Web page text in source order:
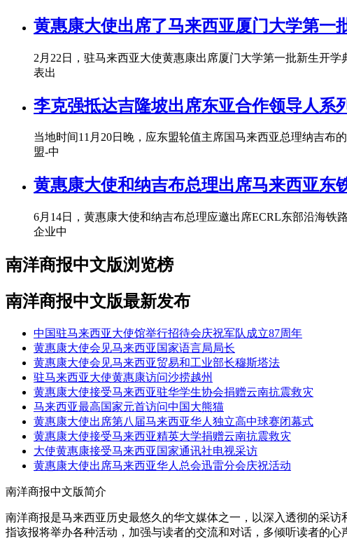
黄惠康大使出席了马来西亚厦门大学第一
2月22日，驻马来西亚大使黄惠康出席厦门大学第一批新生开
表出
李克强抵达吉隆坡出席东亚合作领导人系
当地时间11月20日晚，应东盟轮值主席国马来西亚总理纳吉布
盟-中
黄惠康大使和纳吉布总理出席马来西亚东
6月14日，黄惠康大使和纳吉布总理应邀出席ECRL东部沿海
企业中
南洋商报中文版浏览榜
南洋商报中文版最新发布
中国驻马来西亚大使馆举行招待会庆祝军队成立87周年
黄惠康大使会见马来西亚国家语言局局长
黄惠康大使会见马来西亚贸易和工业部长穆斯塔法
驻马来西亚大使黄惠康访问沙捞越州
黄惠康大使接受马来西亚驻华学生协会捐赠云南抗震救灾
马来西亚最高国家元首访问中国大熊猫
黄惠康大使出席第八届马来西亚华人独立高中球赛闭幕式
黄惠康大使接受马来西亚精英大学捐赠云南抗震救灾
大使黄惠康接受马来西亚国家通讯社电视采访
黄惠康大使出席马来西亚华人总会迅雷分会庆祝活动
南洋商报中文版简介
南洋商报是马来西亚历史最悠久的华文媒体之一，以深入透彻的采访
指该报将举办各种活动，加强与读者的交流和对话，多倾听读者的心